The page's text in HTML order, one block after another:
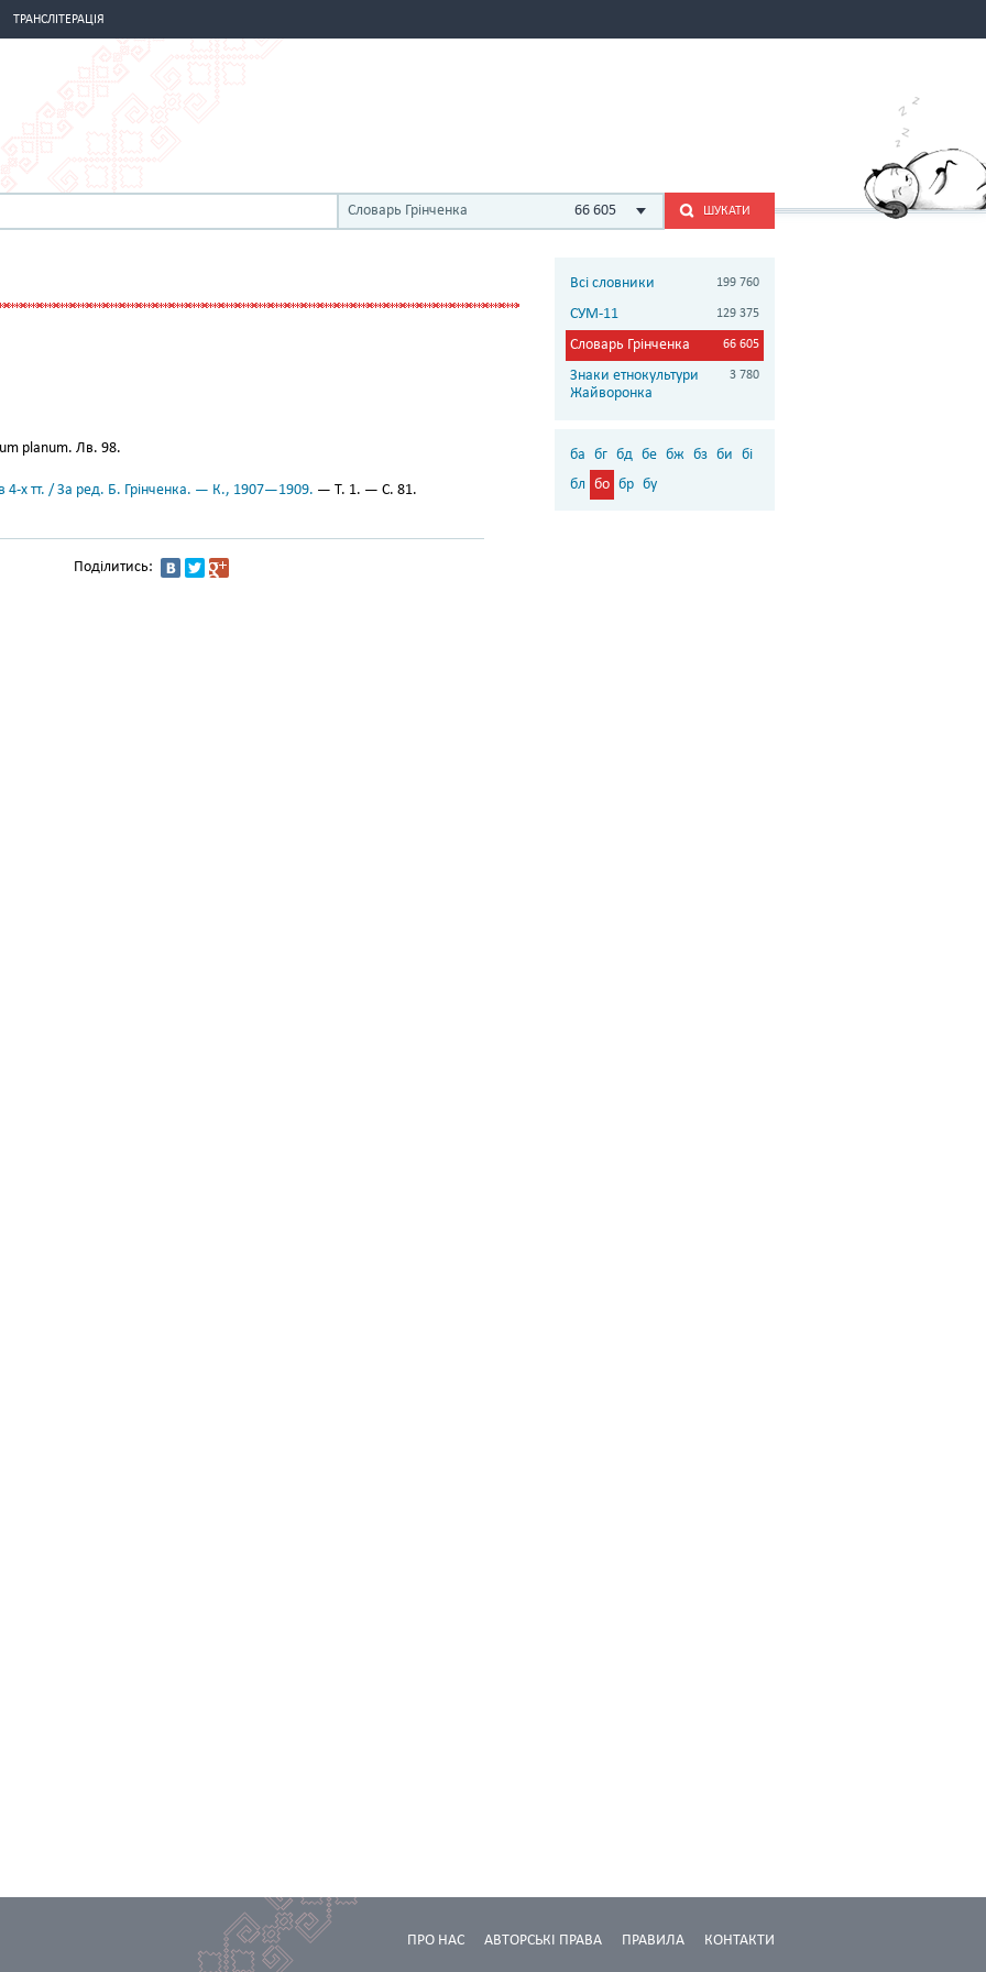
ТРАНСЛІТЕРАЦІЯ
Словарь Грінченка 66 605 ШУКАТИ
planum. Лв. 98.
4-х тт. / За ред. Б. Грінченка. — К., 1907—1909. — Т. 1. — С. 81.
Поділитись:
Всі словники 199 760
СУМ-11 129 375
Словарь Грінченка 66 605
Знаки етнокультури
Жайворонка
3 780
ба бг бд бе бж бз би бі
бл бо бр бу
КОНТАКТИ
ПРАВИЛА
АВТОРСЬКІ ПРАВА
ПРО НАС